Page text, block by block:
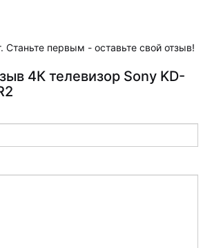
Станьте первым - оставьте свой отзыв!
4К телевизор Sony KD-